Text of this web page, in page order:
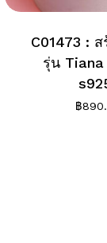
C01473 :
รุ่น Tiana
฿